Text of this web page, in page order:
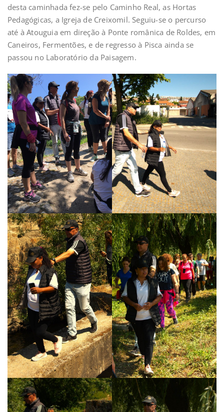
desta caminhada fez-se pelo Caminho Real, as Hortas
Pedagógicas, a Igreja de Creixomil. Seguiu-se o percurso
até à Atouguia em direção à Ponte românica de Roldes, em
Caneiros, Fermentões, e de regresso à Pisca ainda se
passou no Laboratório da Paisagem.